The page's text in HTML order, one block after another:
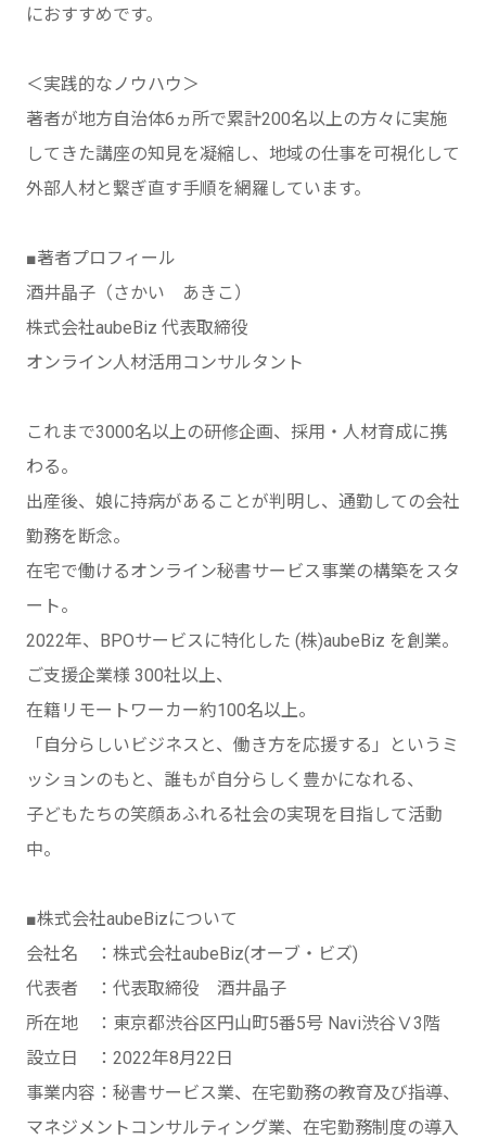
におすすめです。
＜実践的なノウハウ＞
著者が地方自治体6ヵ所で累計200名以上の方々に実施
してきた講座の知見を凝縮し、地域の仕事を可視化して
外部人材と繋ぎ直す手順を網羅しています。
■著者プロフィール
酒井晶子（さかい あきこ）
株式会社aubeBiz 代表取締役
オンライン人材活用コンサルタント
これまで3000名以上の研修企画、採用・人材育成に携
わる。
出産後、娘に持病があることが判明し、通勤しての会社
勤務を断念。
在宅で働けるオンライン秘書サービス事業の構築をスタ
ート。
2022年、BPOサービスに特化した (株)aubeBiz を創業。
ご支援企業様 300社以上、
在籍リモートワーカー約100名以上。
「自分らしいビジネスと、働き方を応援する」というミ
ッションのもと、誰もが自分らしく豊かになれる、
子どもたちの笑顔あふれる社会の実現を目指して活動
中。
■株式会社aubeBizについて
会社名 ：株式会社aubeBiz(オーブ・ビズ)
代表者 ：代表取締役 酒井晶子
所在地 ：東京都渋谷区円山町5番5号 Navi渋谷Ⅴ3階
設立日 ：2022年8月22日
事業内容：秘書サービス業、在宅勤務の教育及び指導、
マネジメントコンサルティング業、在宅勤務制度の導入